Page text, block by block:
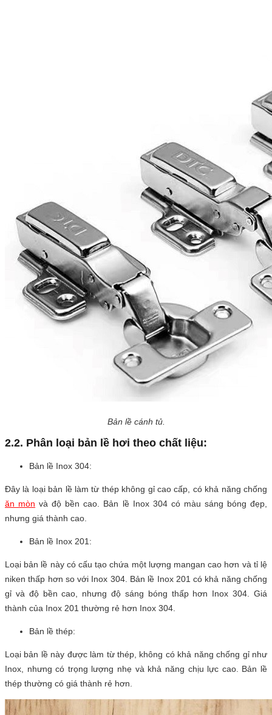
Bản lề cánh tủ.
2.2. Phân loại bản lề hơi theo chất liệu:
Bản lề Inox 304:
Đây là loại bản lề làm từ thép không gỉ cao cấp, có khả năng chống
ăn mòn và độ bền cao. Bản lề Inox 304 có màu sáng bóng đẹp,
nhưng giá thành cao.
Bản lề Inox 201:
Loại bản lề này có cấu tạo chứa một lượng mangan cao hơn và tỉ lệ
niken thấp hơn so với Inox 304. Bản lề Inox 201 có khả năng chống
gỉ và độ bền cao, nhưng độ sáng bóng thấp hơn Inox 304. Giá
thành của Inox 201 thường rẻ hơn Inox 304.
Bản lề thép:
Loại bản lề này được làm từ thép, không có khả năng chống gỉ như
Inox, nhưng có trọng lượng nhẹ và khả năng chịu lực cao. Bản lề
thép thường có giá thành rẻ hơn.